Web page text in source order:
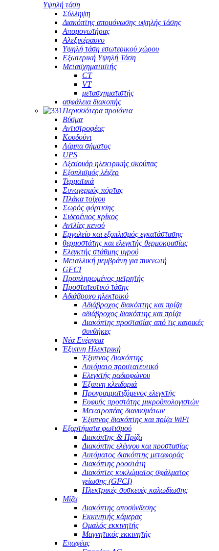
Υψηλή τάση
Σύλληψη
Διακόπτης απομόνωσης υψηλής τάσης
Απομονωτήρας
Αλεξικέραυνο
Υψηλή τάση εσωτερικού χώρου
Εξωτερική Υψηλή Τάση
Μετασχηματιστής
CT
VT
μετασχηματιστής
ασφάλεια διακοπής
Περισσότερα προϊόντα
Βύσμα
Αντιστροφέας
Κουδούνι
Λάμπα σήματος
UPS
Αξεσουάρ ηλεκτρικής σκούπας
Εξοπλισμός λέιζερ
Τερματικά
Συναγερμός πόρτας
Πλάκα τοίχου
Σωρός φόρτισης
Σιδερένιος κρίκος
Αντλίες κενού
Εργαλείο και εξοπλισμός εγκατάστασης
θερμοστάτης και ελεγκτής θερμοκρασίας
Ελεγκτής στάθμης υγρού
Μεταλλική μεμβράνη για πυκνωτή
GFCI
Προπληρωμένος μετρητής
Προστατευτικό τάσης
Αδιάβροχο ηλεκτρικό
Αδιάβροχος διακόπτης και πρίζα
αδιάβροχος διακόπτης και πρίζα
Διακόπτης προστασίας από τις καιρικές
συνθήκες
Νέα Ενέργεια
Έξυπνη Ηλεκτρική
Έξυπνος Διακόπτης
Αυτόματο προστατευτικό
Ελεγκτής ραδιοφώνου
Έξυπνη κλειδαριά
Προγραμματιζόμενος ελεγκτής
Ευφυής προστάτης μικροϋπολογιστών
Μετατροπέας διανυσμάτων
Έξυπνος διακόπτης και πρίζα WiFi
Εξαρτήματα φωτισμού
Διακόπτης & Πρίζα
Διακόπτης ελέγχου και προστασίας
Αυτόματος διακόπτης μεταφοράς
Διακόπτης ροοστάτη
Διακόπτες κυκλώματος σφάλματος
γείωσης (GFCI)
Ηλεκτρικές συσκευές καλωδίωσης
Μίζα
Διακόπτης αποσύνδεσης
Εκκινητής κάμερας
Ομαλός εκκινητής
Μαγνητικός εκκινητής
Επαφέας